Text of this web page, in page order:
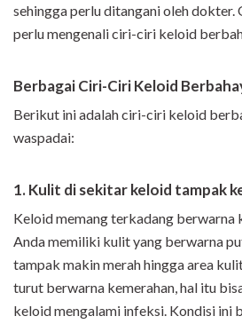
sehingga perlu ditangani oleh dokter.
perlu mengenali ciri-ciri keloid
Berbagai Ciri-Ciri Keloid
Berikut ini adalah ciri-ciri keloid
waspadai:
1. Kulit di sekitar keloid tampak
Keloid memang terkadang berwarna
Anda memiliki kulit yang berwarna
tampak makin merah hingga area
turut berwarna kemerahan, hal itu
keloid mengalami infeksi. Kondisi ini